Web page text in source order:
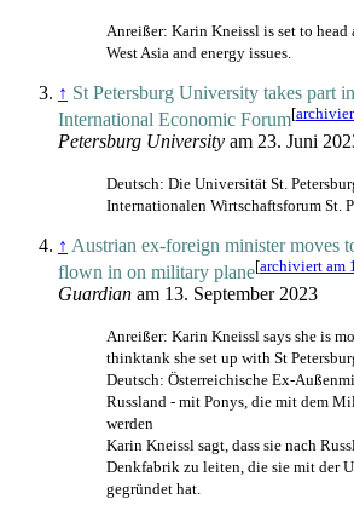
Anreißer: Karin Kneissl is set to
West Asia and energy issues.
↑ St Petersburg University takes part
International Economic Forum[
Petersburg University am 23. Juni
Deutsch: Die Universität St.
Internationalen Wirtschaftsforum St.
↑ Austrian ex-foreign minister moves
flown in on military plane[archiviert am
Guardian am 13. September 2023
Anreißer: Karin Kneissl says she is
thinktank she set up with St
Deutsch: Österreichische Ex-
Russland - mit Ponys, die mit dem
werden
Karin Kneissl sagt, dass sie nach
Denkfabrik zu leiten, die sie mit der
gegründet hat.